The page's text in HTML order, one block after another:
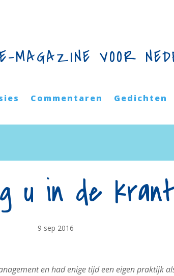
VOOR
Commentaren Gedichten
u in de
9 sep 2016
en had enige tijd een eigen praktijk